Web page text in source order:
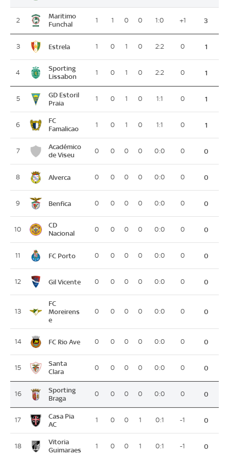
2
Maritimo
Funchal
1 1 0 0 1:0 +1 3
3 Estrela 1 0 1 0 2:2 0 1
4
Sporting
Lissabon
1 0 1 0 2:2 0 1
5
GD Estoril
Praia
1 0 1 0 1:1 0 1
6
FC
Famalicao
1 0 1 0 1:1 0 1
7
Académico
de Viseu
0 0 0 0 0:0 0 0
8 Alverca 0 0 0 0 0:0 0 0
9 Benfica 0 0 0 0 0:0 0 0
10
CD
Nacional
0 0 0 0 0:0 0 0
11 FC Porto 0 0 0 0 0:0 0 0
12 Gil Vicente 0 0 0 0 0:0 0 0
13
FC
Moreirens
e
0 0 0 0 0:0 0 0
14 FC Rio Ave 0 0 0 0 0:0 0 0
15
Santa
Clara
0 0 0 0 0:0 0 0
16
Sporting
Braga
0 0 0 0 0:0 0 0
17
Casa Pia
AC
1 0 0 1 0:1 -1 0
18
Vitoria
Guimaraes
1 0 0 1 0:1 -1 0